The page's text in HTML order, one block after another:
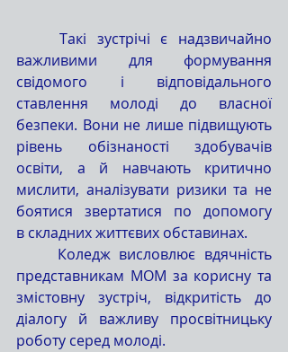
важливими для формування
свідомого і відповідального
ставлення молоді до власної
безпеки. Вони не лише підвищують
рівень обізнаності здобувачів
освіти, а й навчають критично
мислити, аналізувати ризики та не
боятися звертатися по допомогу
в складних життєвих обставинах.
представникам МОМ за корисну та
змістовну зустріч, відкритість до
діалогу й важливу просвітницьку
роботу серед молоді.